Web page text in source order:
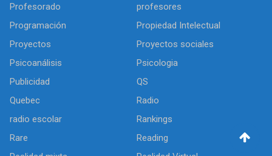
Profesorado
profesores
Programación
Propiedad Intelectual
Proyectos
Proyectos sociales
Psicoanálisis
Psicologia
Publicidad
QS
Quebec
Radio
radio escolar
Rankings
Rare
Reading